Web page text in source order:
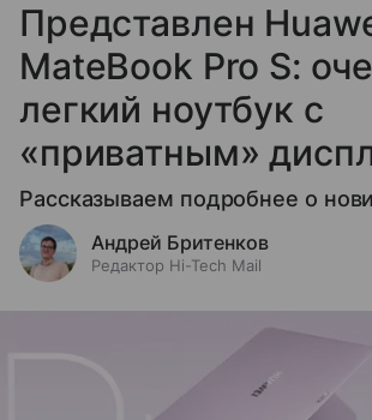
Представлен
MateBook Pro S:
легкий ноутбук с
«приватным»
Рассказываем подробнее о
Андрей Бритенков
Редактор Hi-Tech Mail